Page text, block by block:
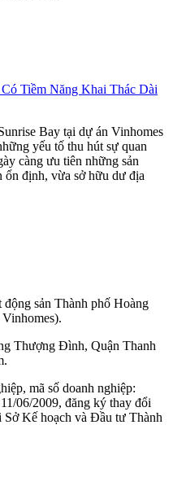
Tiềm Năng Khai Thác Dài
Bay tại dự án Vinhomes
yếu tố thu hút sự quan
càng ưu tiên những sản
ổn định, vừa sở hữu dư địa
sản Thành phố Hoàng
Thượng Đình, Quận Thanh
mã số doanh nghiệp:
06/2009, đăng ký thay đổi
Sở Kế hoạch và Đầu tư Thành